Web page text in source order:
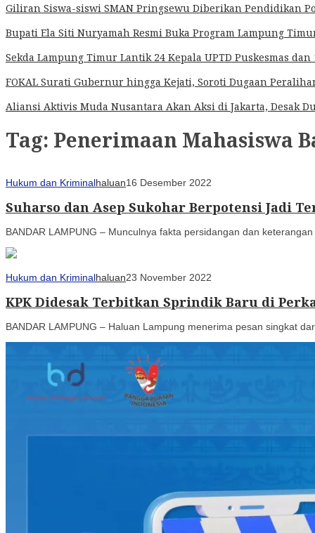
Giliran Siswa-siswi SMAN Pringsewu Diberikan Pendidikan
Bupati Ela Siti Nuryamah Resmi Buka Program Lampung
Sekda Lampung Timur Lantik 24 Kepala UPTD Puskesmas
FOKAL Surati Gubernur hingga Kejati, Soroti Dugaan
Aliansi Aktivis Muda Nusantara Akan Aksi di Jakarta, Desak
Tag: Penerimaan Mahasiswa
Hukum dan Kriminalhaluan16 Desember 2022
Suharso dan Asep Sukohar Berpotensi Jadi
BANDAR LAMPUNG – Munculnya fakta persidangan dan
Hukum dan Kriminalhaluan23 November 2022
KPK Didesak Terbitkan Sprindik Baru di
BANDAR LAMPUNG – Haluan Lampung menerima pesan singkat